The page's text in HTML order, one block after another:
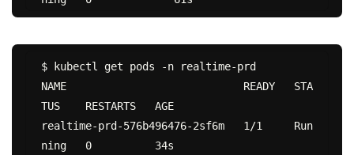
$ kubectl get pods -n realtime-prd
NAME                            READY   STA
TUS    RESTARTS   AGE
realtime-prd-576b496476-2sf6m   1/1     Run
ning   0          34s